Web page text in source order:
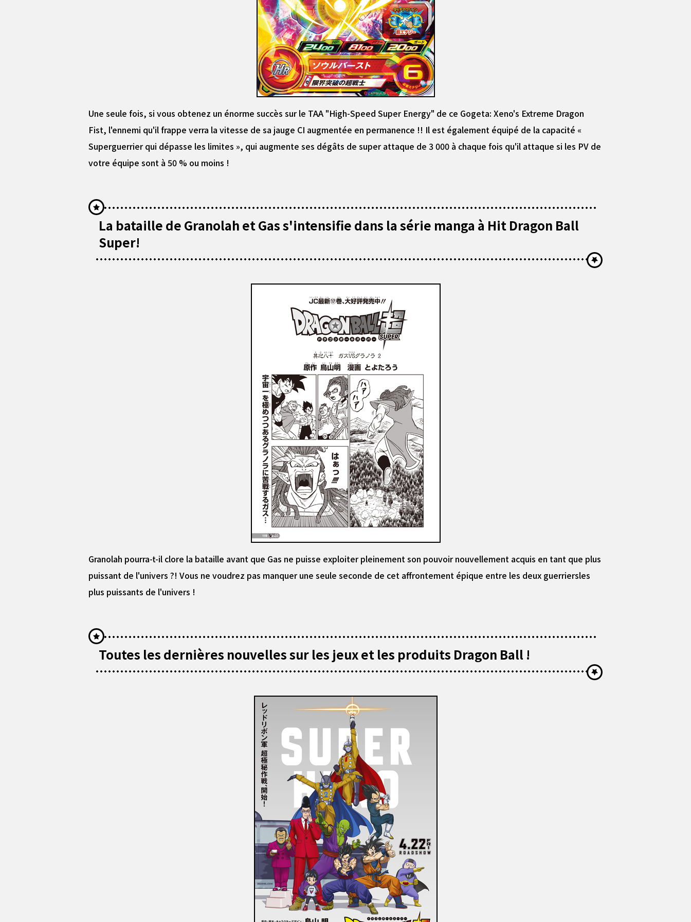
Une seule fois, si vous obtenez un énorme succès sur le TAA "High-Speed Super Energy" de ce Gogeta: Xeno's Extreme Dragon
Fist, l'ennemi qu'il frappe verra la vitesse de sa jauge CI augmentée en permanence !! Il est également équipé de la capacité «
Superguerrier qui dépasse les limites », qui augmente ses dégâts de super attaque de 3 000 à chaque fois qu'il attaque si les PV de
votre équipe sont à 50 % ou moins !
La bataille de Granolah et Gas s'intensifie dans la série manga à Hit Dragon Ball
Super!
Granolah pourra-t-il clore la bataille avant que Gas ne puisse exploiter pleinement son pouvoir nouvellement acquis en tant que plus
puissant de l'univers ?! Vous ne voudrez pas manquer une seule seconde de cet affrontement épique entre les deux guerriersles
plus puissants de l'univers !
Toutes les dernières nouvelles sur les jeux et les produits Dragon Ball !